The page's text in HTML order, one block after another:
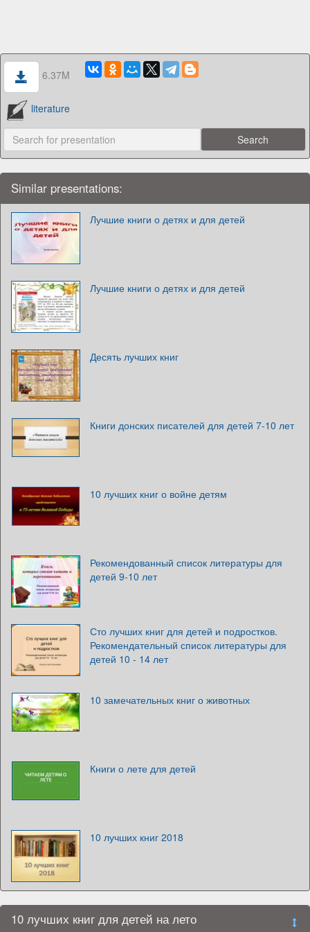
6.37M
literature
Similar presentations:
Лучшие книги о детях и для детей
Лучшие книги о детях и для детей
Десять лучших книг
Книги донских писателей для детей 7-10 лет
10 лучших книг о войне детям
Рекомендованный список литературы для
детей 9-10 лет
Сто лучших книг для детей и подростков.
Рекомендательный список литературы для
детей 10 - 14 лет
10 замечательных книг о животных
Книги о лете для детей
10 лучших книг 2018
10 лучших книг для детей на лето